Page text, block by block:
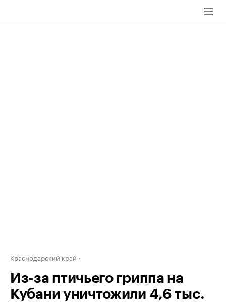
Краснодарский край
Из-за птичьего гриппа на
Кубани уничтожили 4,6 тыс.